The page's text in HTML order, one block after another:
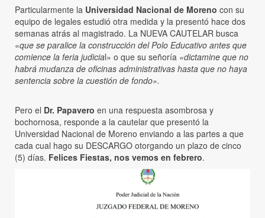
Particularmente la Universidad Nacional de Moreno con su
equipo de legales estudió otra medida y la presentó hace dos
semanas atrás al magistrado. La NUEVA CAUTELAR busca
«que se paralice la construcción del Polo Educativo antes que
comience la feria judicial» o que su señoría «dictamine que no
habrá mudanza de oficinas administrativas hasta que no haya
sentencia sobre la cuestión de fondo».
Pero el Dr. Papavero en una respuesta asombrosa y
bochornosa, responde a la cautelar que presentó la
Universidad Nacional de Moreno enviando a las partes a que
cada cual hago su DESCARGO otorgando un plazo de cinco
(5) días. Felices Fiestas, nos vemos en febrero.